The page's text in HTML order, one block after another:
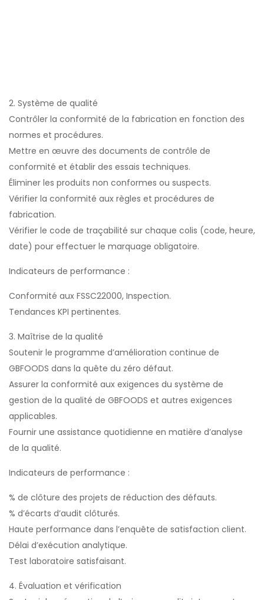
2. Système de qualité
Contrôler la conformité de la fabrication en fonction des
normes et procédures.
Mettre en œuvre des documents de contrôle de
conformité et établir des essais techniques.
Éliminer les produits non conformes ou suspects.
Vérifier la conformité aux règles et procédures de
fabrication.
Vérifier le code de traçabilité sur chaque colis (code, heure,
date) pour effectuer le marquage obligatoire.
Indicateurs de performance :
Conformité aux FSSC22000, Inspection.
Tendances KPI pertinentes.
3. Maîtrise de la qualité
Soutenir le programme d’amélioration continue de
GBFOODS dans la quête du zéro défaut.
Assurer la conformité aux exigences du système de
gestion de la qualité de GBFOODS et autres exigences
applicables.
Fournir une assistance quotidienne en matière d’analyse
de la qualité.
Indicateurs de performance :
% de clôture des projets de réduction des défauts.
% d’écarts d’audit clôturés.
Haute performance dans l’enquête de satisfaction client.
Délai d’exécution analytique.
Test laboratoire satisfaisant.
4. Évaluation et vérification